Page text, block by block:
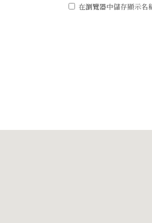
在瀏覽器中儲存顯示名